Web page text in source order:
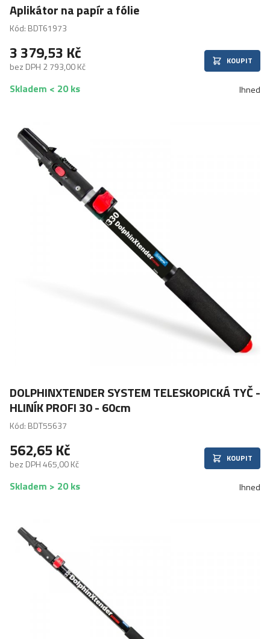
Aplikátor na papír a fólie
Kód: BDT61973
3 379,53 Kč
bez DPH 2 793,00 Kč KOUPIT
Skladem < 20 ks Ihned
DOLPHINXTENDER SYSTEM TELESKOPICKÁ TYČ -
HLINÍK PROFI 30 - 60cm
Kód: BDT55637
562,65 Kč
bez DPH 465,00 Kč KOUPIT
Skladem > 20 ks Ihned